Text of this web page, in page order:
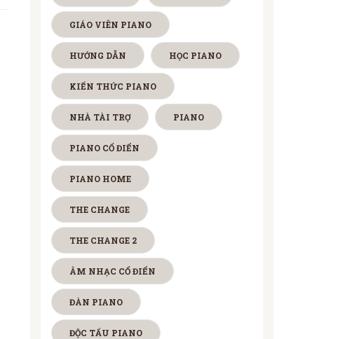
GIÁO VIÊN PIANO
HƯỚNG DẪN HỌC PIANO
KIẾN THỨC PIANO
NHÀ TÀI TRỢ PIANO
PIANO CỔ ĐIỂN
PIANO HOME
THE CHANGE
THE CHANGE 2
ÂM NHẠC CỔ ĐIỂN
ĐÀN PIANO
ĐỘC TẤU PIANO